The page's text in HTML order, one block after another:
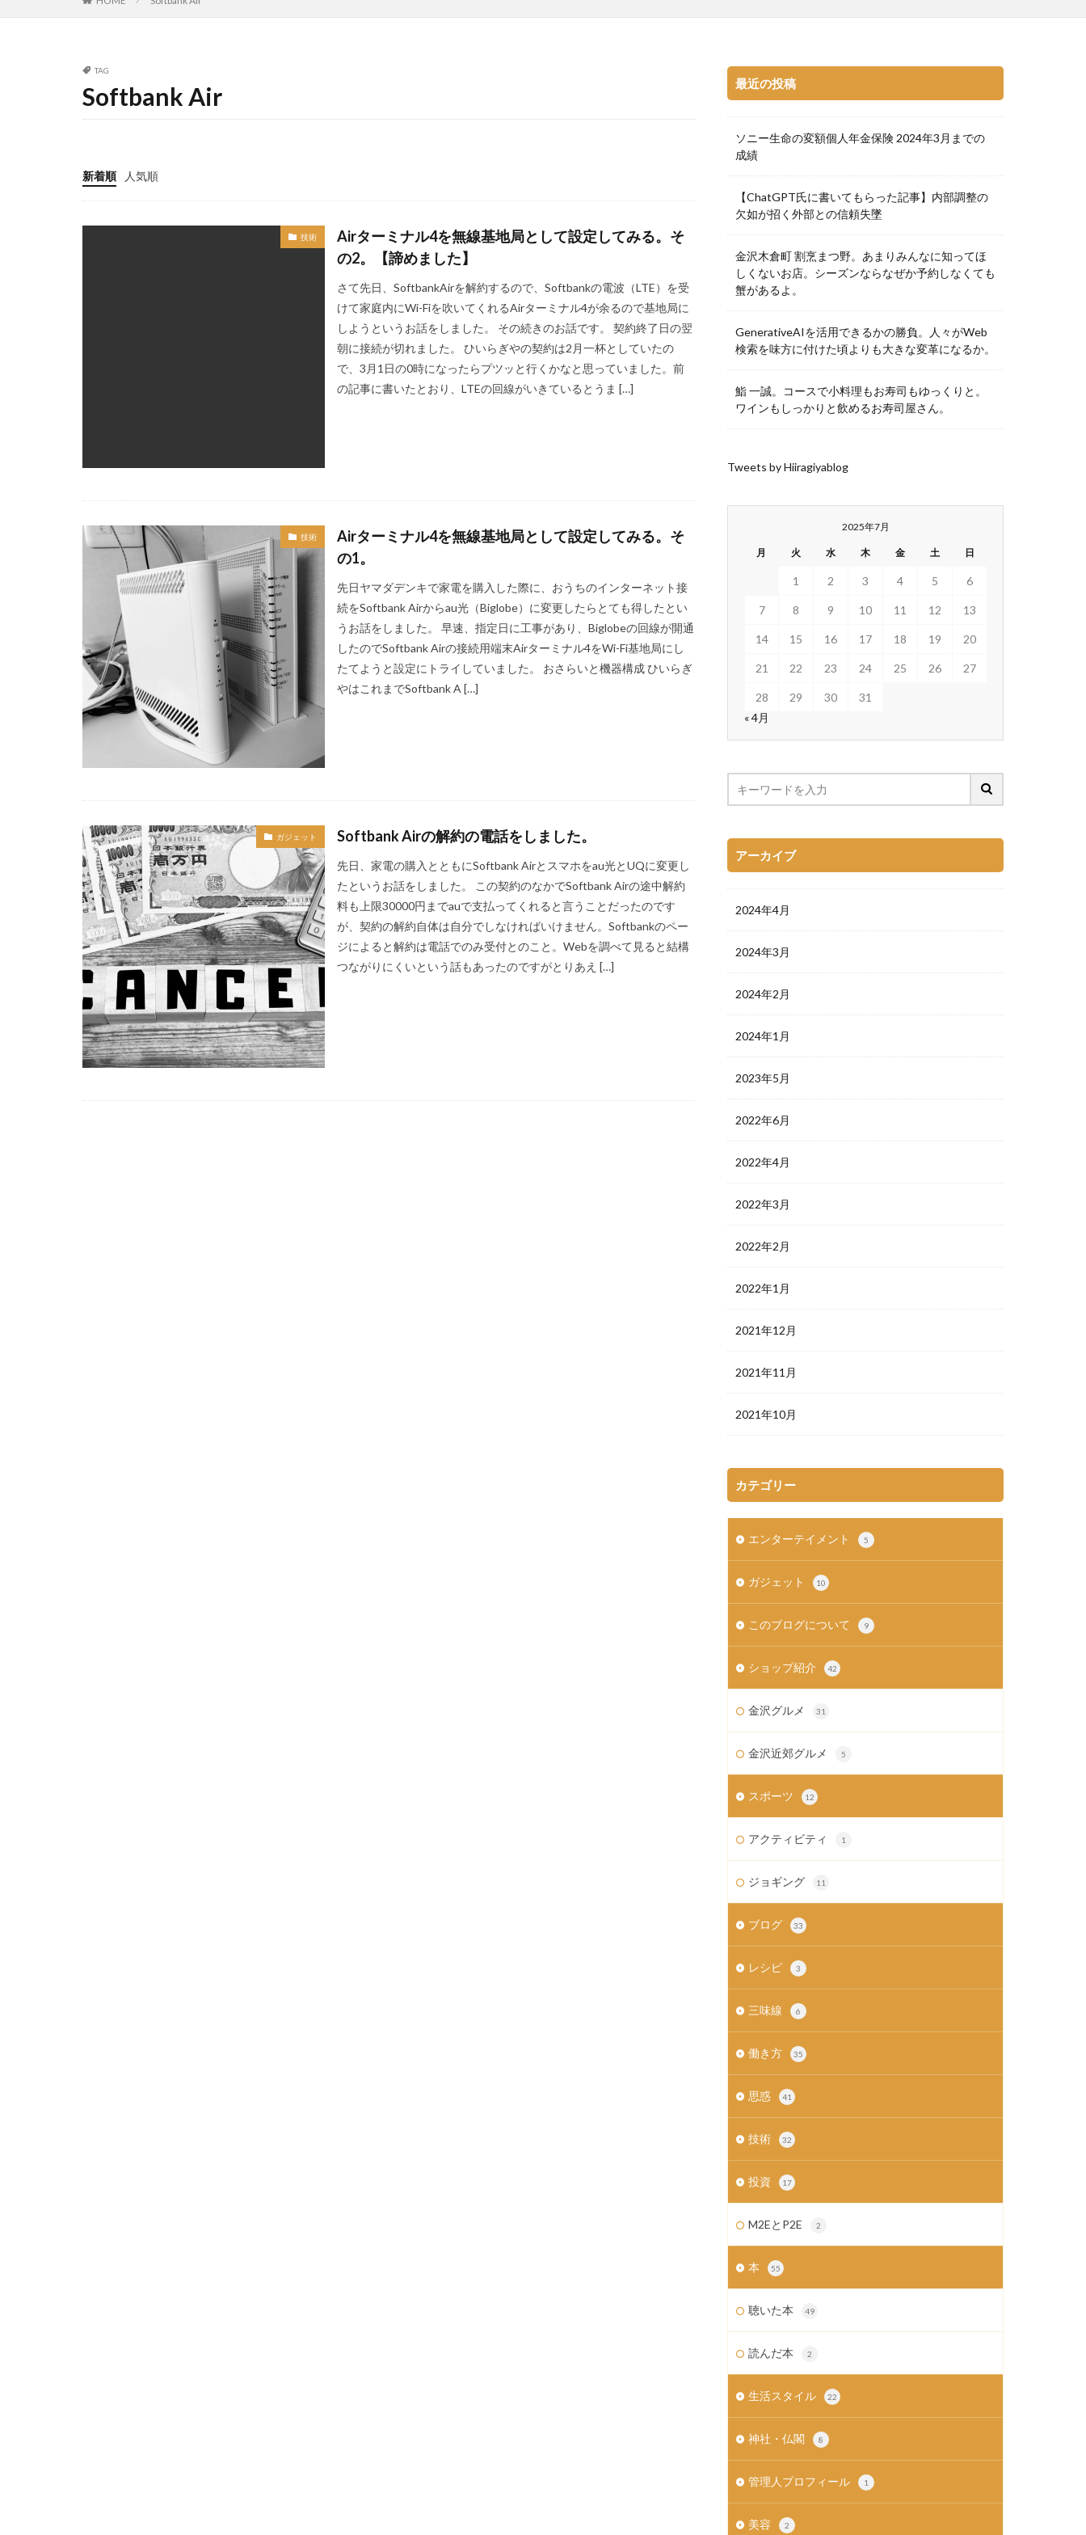
TAG
Softbank Air
新着順 人気順
技術
Airターミナル4を無線基地局として設定してみる。そ
の2。【諦めました】
さて先日、SoftbankAirを解約するので、Softbankの電波（LTE）を受
けて家庭内にWi-Fiを吹いてくれるAirターミナル4が余るので基地局に
しようというお話をしました。 その続きのお話です。 契約終了日の翌
朝に接続が切れました。 ひいらぎやの契約は2月一杯としていたの
で、3月1日の0時になったらプツッと行くかなと思っていました。前
の記事に書いたとおり、LTEの回線がいきているとうま […]
技術
Airターミナル4を無線基地局として設定してみる。そ
の1。
先日ヤマダデンキで家電を購入した際に、おうちのインターネット接
続をSoftbank Airからau光（Biglobe）に変更したらとても得したとい
うお話をしました。 早速、指定日に工事があり、Biglobeの回線が開通
したのでSoftbank Airの接続用端末Airターミナル4をWi-Fi基地局にし
たてようと設定にトライしていました。 おさらいと機器構成 ひいらぎ
やはこれまでSoftbank A […]
ガジェット Softbank Airの解約の電話をしました。
先日、家電の購入とともにSoftbank Airとスマホをau光とUQに変更し
たというお話をしました。 この契約のなかでSoftbank Airの途中解約
料も上限30000円までauで支払ってくれると言うことだったのです
が、契約の解約自体は自分でしなければいけません。Softbankのペー
ジによると解約は電話でのみ受付とのこと。Webを調べて見ると結構
つながりにくいという話もあったのですがとりあえ […]
最近の投稿
ソニー生命の変額個人年金保険 2024年3月までの
成績
【ChatGPT氏に書いてもらった記事】内部調整の
欠如が招く外部との信頼失墜
金沢木倉町 割烹まつ野。あまりみんなに知ってほ
しくないお店。シーズンならなぜか予約しなくても
蟹があるよ。
GenerativeAIを活用できるかの勝負。人々がWeb
検索を味方に付けた頃よりも大きな変革になるか。
鮨 一誠。コースで小料理もお寿司もゆっくりと。
ワインもしっかりと飲めるお寿司屋さん。
Tweets by Hiiragiyablog
2025年7月
月 火 水 木 金 土 日
1 2 3 4 5 6
7 8 9 10 11 12 13
14 15 16 17 18 19 20
21 22 23 24 25 26 27
28 29 30
31
« 4月
アーカイブ
2024年4月
2024年3月
2024年2月
2024年1月
2023年5月
2022年6月
2022年4月
2022年3月
2022年2月
2022年1月
2021年12月
2021年11月
2021年10月
カテゴリー
エンターテイメント 5
ガジェット 10
このブログについて 9
ショップ紹介 42
金沢グルメ 31
金沢近郊グルメ 5
スポーツ 12
アクティビティ 1
ジョギング 11
ブログ 33
レシピ 3
三味線 6
働き方 35
思惑 41
技術 32
投資 17
M2EとP2E 2
本 55
聴いた本 49
読んだ本 2
生活スタイル 22
神社・仏閣 8
管理人プロフィール 1
美容 2